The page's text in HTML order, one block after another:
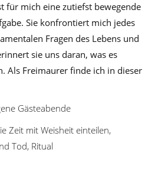
für mich eine zutiefst bewegende
Sie konfrontiert mich jedes
Fragen des Lebens und
sie uns daran, was es
Als Freimaurer finde ich in dieser
Gästeabende
Zeit mit Weisheit einteilen,
Tod, Ritual